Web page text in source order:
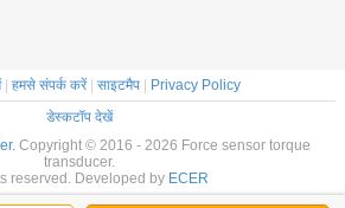
| हमसे संपर्क करें| साइटमैप
Privacy Policy
डेस्कटॉप देखें
Copyright © 2016 - 2026 Force sensor torque
transducer.
reserved. Developed by ECER